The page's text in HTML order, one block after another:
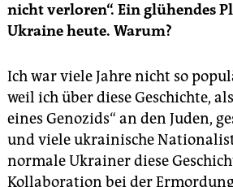
nicht verloren“. Ein glühendes
Ukraine heute. Warum?
Ich war viele Jahre nicht so
weil ich über diese Geschichte,
eines Genozids“ an den Juden,
und viele ukrainische
normale Ukrainer diese
Kollaboration bei der